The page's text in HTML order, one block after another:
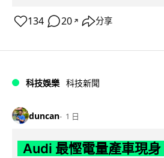
134 20 ↗ 分享
科技娛樂 科技新聞
duncan 1 日
Audi 最慳電量產車現